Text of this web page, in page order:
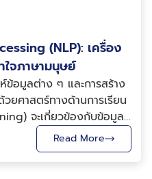
(NLP): เครื่อง
ใจภาษามนุษย์
ลต่าง ๆ และการสร้าง
ยศาสตร์ทางด้านการเรียน
จะเกี่ยวข้องกับข้อมูลที่
เช่น ข้อมูลเชิงตาราง
ต่ทว่าในโลกความเป็นจริง
กว่า 80% เป็นข้อมูลที่ไม่มี
Read More